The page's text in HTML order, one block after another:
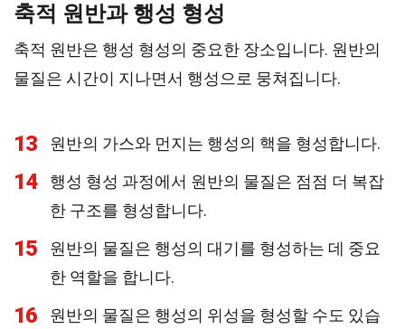
축적 원반과 행성 형성
축적 원반은 행성 형성의 중요한 장소입니다. 원반의
물질은 시간이 지나면서 행성으로 뭉쳐집니다.
13 원반의 가스와 먼지는 행성의 핵을 형성합니다.
14
행성 형성 과정에서 원반의 물질은 점점 더 복잡
한 구조를 형성합니다.
15
원반의 물질은 행성의 대기를 형성하는 데 중요
한 역할을 합니다.
16
원반의 물질은 행성의 위성을 형성할 수도 있습